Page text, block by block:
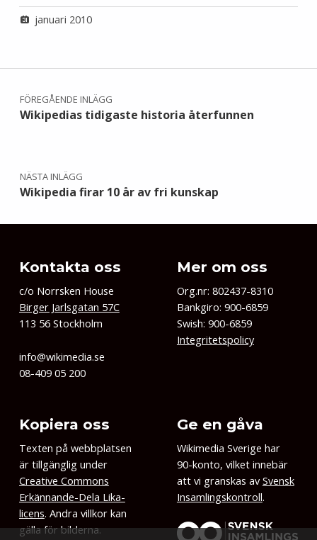
januari 2010
Inläggsnavigering
FÖREGÅENDE INLÄGG
Wikipedias tidigaste historia återfunnen
NÄSTA INLÄGG
Wikipedia firar 10 år av fri kunskap
Kontakta oss
c/o Norrsken House
Birger Jarlsgatan 57C
113 56 Stockholm
info@wikimedia.se
08-409 05 200
Mer om oss
Org.nr: 802437-8310
Bankgiro: 900-6859
Swish: 900-6859
Integritetspolicy
Kopiera oss
Texten på webbplatsen
är tillgänglig under
Creative Commons
Erkännande-Dela Lika-
licens. Andra villkor kan
gälla för bilderna.
Ge en gåva
Wikimedia Sverige har
90-konto, vilket innebär
att vi granskas av Svensk
Insamlingskontroll.